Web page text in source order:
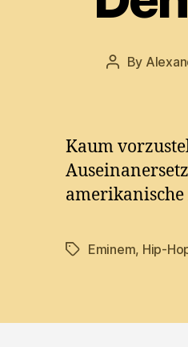
Post
By
Kaum
TagsEminem, Hip-